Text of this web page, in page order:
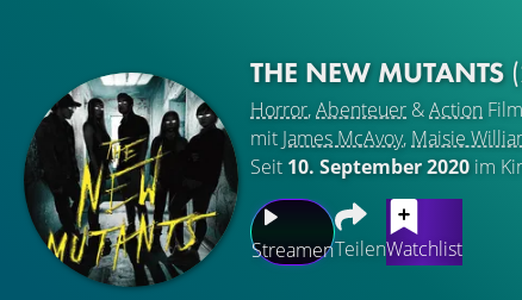
THE NEW MUTANTS
Horror,Abenteuer &Action Film
mit James McAvoy, Maisie
Seit 10. September 2020 im
StreamenTeilenWatchlist